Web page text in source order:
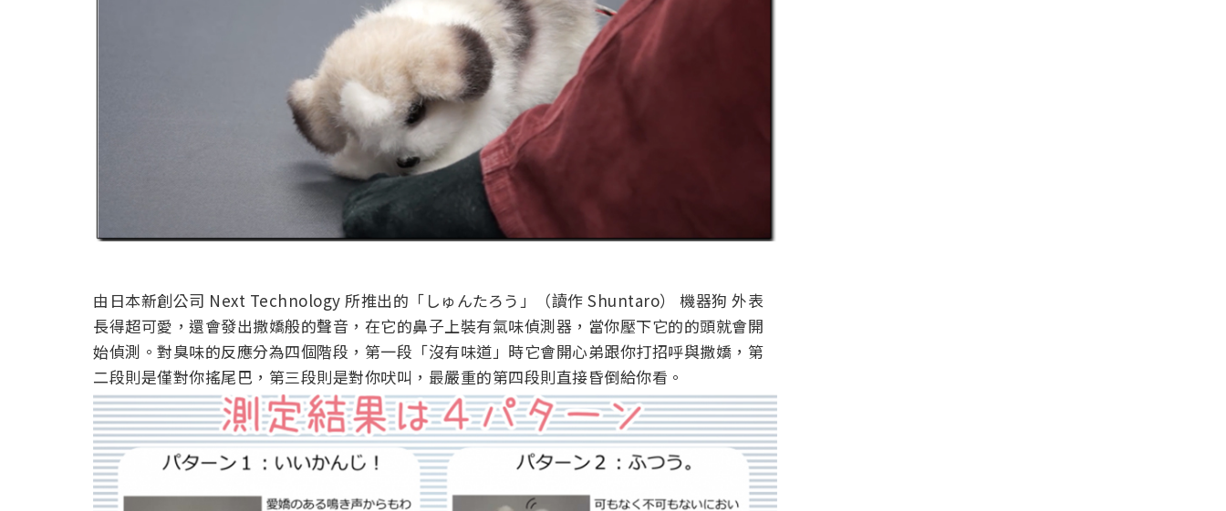
由日本新創公司 Next Technology 所推出的「しゅんたろう」（讀作 Shuntaro） 機器狗 外表
長得超可愛，還會發出撒嬌般的聲音，在它的鼻子上裝有氣味偵測器，當你壓下它的的頭就會開
始偵測。對臭味的反應分為四個階段，第一段「沒有味道」時它會開心弟跟你打招呼與撒嬌，第
二段則是僅對你搖尾巴，第三段則是對你吠叫，最嚴重的第四段則直接昏倒給你看。